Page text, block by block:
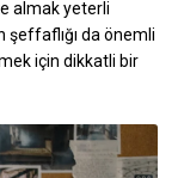
almak yeterli
şeffaflığı da önemli
için dikkatli bir